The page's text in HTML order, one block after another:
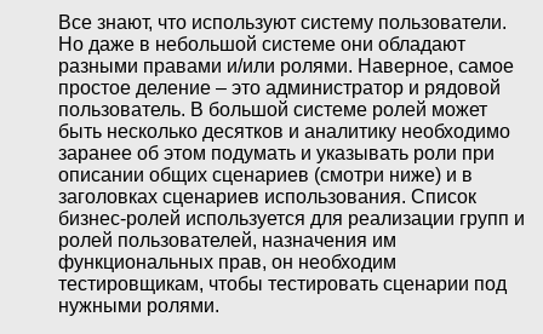
Все знают, что используют систему пользователи.
Но даже в небольшой системе они обладают
разными правами и/или ролями. Наверное, самое
простое деление – это администратор и рядовой
пользователь. В большой системе ролей может
быть несколько десятков и аналитику необходимо
заранее об этом подумать и указывать роли при
описании общих сценариев (смотри ниже) и в
заголовках сценариев использования. Список
бизнес-ролей используется для реализации групп и
ролей пользователей, назначения им
функциональных прав, он необходим
тестировщикам, чтобы тестировать сценарии под
нужными ролями.